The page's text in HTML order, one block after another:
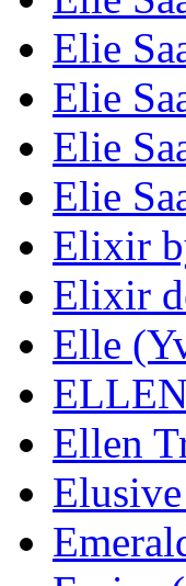
Elie
Elie
Elie
Elie
Elixir
Elixir
Elle
Ellen